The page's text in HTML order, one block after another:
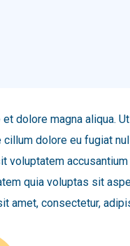
magna aliqua.
dolore eu fugiat
quia voluptas sit
consectetur,